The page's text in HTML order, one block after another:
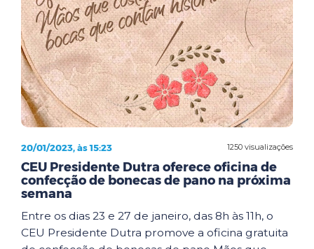
1250 visualizações
20/01/2023, às 15:23
CEU Presidente Dutra oferece oficina de
confecção de bonecas de pano na próxima
semana
Entre os dias 23 e 27 de janeiro, das 8h às 11h, o
CEU Presidente Dutra promove a oficina gratuita